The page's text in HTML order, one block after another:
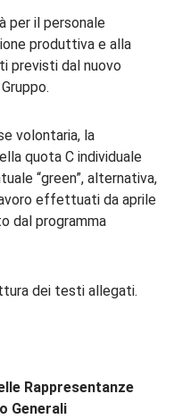
per il personale
produttiva e alla
previsti dal nuovo
volontaria, la
quota C individuale
“green”, alternativa,
effettuati da aprile
dal programma
dei testi allegati.
Rappresentanze
Generali